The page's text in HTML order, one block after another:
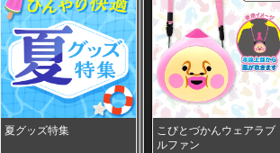
夏グッズ特集
こびとづかんウェアラブ
ルファン